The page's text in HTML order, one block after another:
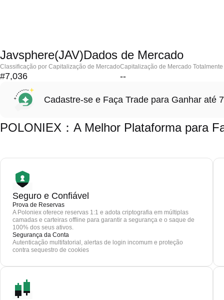
Javsphere(JAV)Dados de Mercado
Classificação por Capitalização de Mercado
#7,036
Capitalização de Mercado
--
Cadastre-se e Faça Trade para Ganhar até
POLONIEX：A Melhor Plataforma para
Seguro e Confiável
Prova de Reservas
A Poloniex oferece reservas 1:1 e adota criptografia em múltiplas
camadas e carteiras offline para garantir a segurança e o saque de
100% dos seus ativos.
Segurança da Conta
Autenticação multifatorial, alertas de login incomum e proteção
contra sequestro de cookies